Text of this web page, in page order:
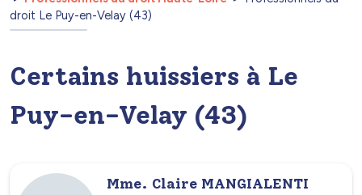
droit Le Puy-en-Velay (43)
Certains huissiers à Le
Puy-en-Velay (43)
Mme. Claire MANGIALENTI